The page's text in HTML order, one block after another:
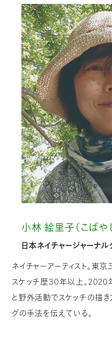
小林 絵里子（こばや
日本ネイチャージャーナル
ネイチャーアーティスト。東
スケッチ歴30年以上。2020
と野外活動でスケッチの描き
グの手法を伝えている。